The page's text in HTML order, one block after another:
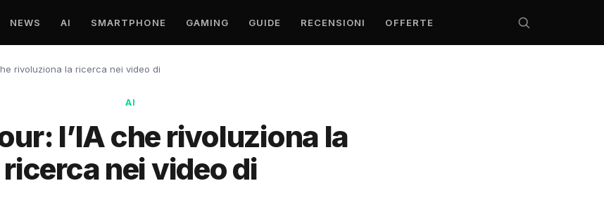
NEWS AI SMARTPHONE GAMING GUIDE RECENSIONI OFFERTE
rivoluziona la ricerca nei video di
AI
l’IA che rivoluziona la
ricerca nei video di